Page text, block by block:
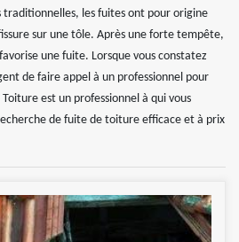
traditionnelles, les fuites ont pour origine
sur une tôle. Après une forte tempête,
une fuite. Lorsque vous constatez
de faire appel à un professionnel pour
est un professionnel à qui vous
de fuite de toiture efficace et à prix